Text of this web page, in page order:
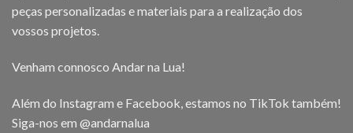
peças personalizadas e materiais para a realização dos
vossos projetos.
Venham connosco Andar na Lua!
Além do Instagram e Facebook, estamos no TikTok também!
Siga-nos em @andarnalua